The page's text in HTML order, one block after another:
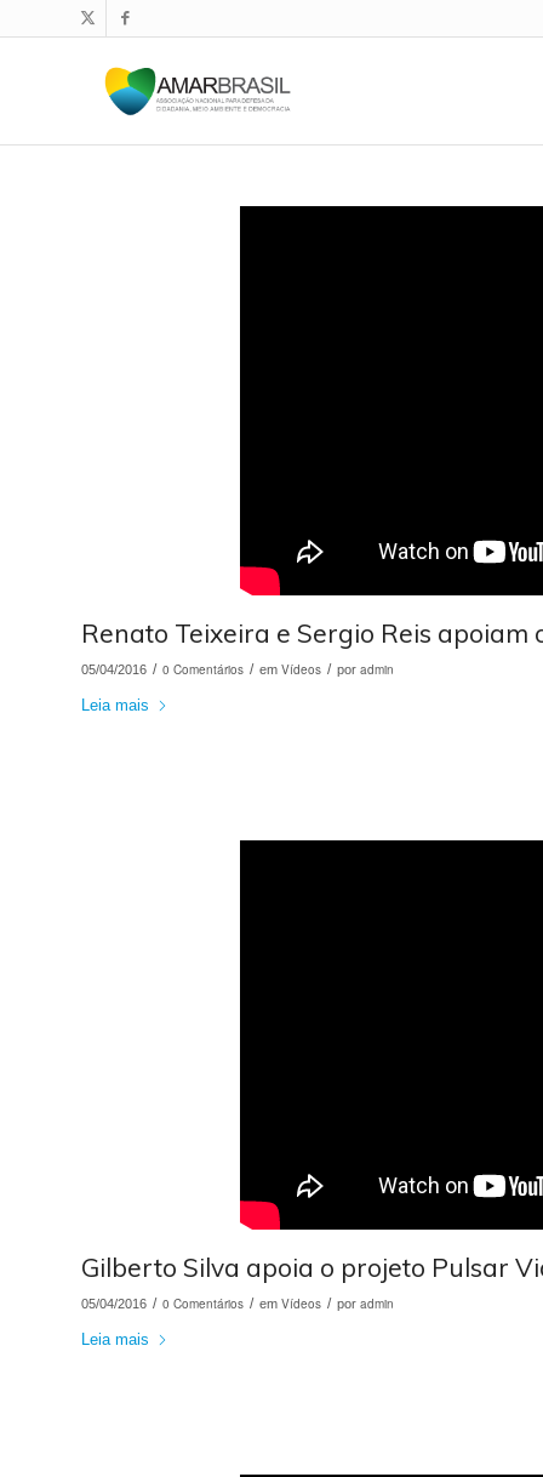
Renato Teixeira e Sergio Reis apoiam
05/04/2016 / 0 Comentários / em Vídeos / por admin
Leia mais
Gilberto Silva apoia o projeto Pulsar
05/04/2016 / 0 Comentários / em Vídeos / por admin
Leia mais